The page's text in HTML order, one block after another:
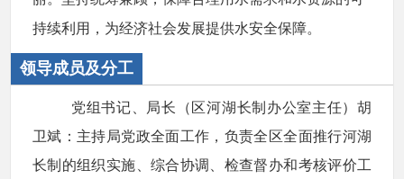
持续利用，为经济社会发展提供水安全保障。
领导成员及分工
党组书记、局长（区河湖长制办公室主任）胡
卫斌：主持局党政全面工作，负责全区全面推行河湖
长制的组织实施、综合协调、检查督办和考核评价工